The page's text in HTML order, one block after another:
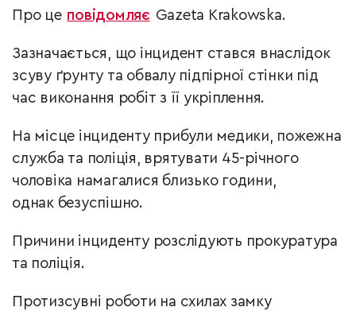
Про це повідомляє Gazeta Krakowska.
Зазначається, що інцидент стався внаслідок
зсуву ґрунту та обвалу підпірної стінки під
час виконання робіт з її укріплення.
На місце інциденту прибули медики, пожежна
служба та поліція, врятувати 45-річного
чоловіка намагалися близько години,
однак безуспішно.
Причини інциденту розслідують прокуратура
та поліція.
Протизсувні роботи на схилах замку